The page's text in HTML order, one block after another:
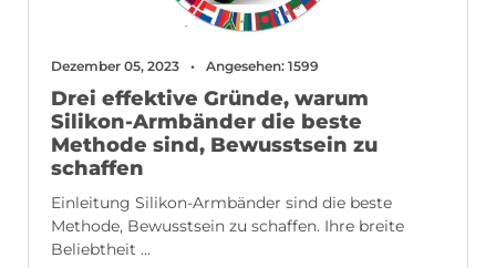
Dezember 05, 2023 Angesehen: 1599
Drei effektive Gründe, warum
Silikon-Armbänder die beste
Methode sind, Bewusstsein zu
schaffen
Einleitung Silikon-Armbänder sind die beste
Methode, Bewusstsein zu schaffen. Ihre breite
Beliebtheit ...